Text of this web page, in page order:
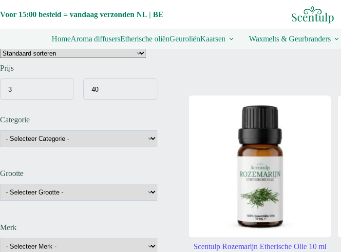
naar
Voor 15:00 besteld = vandaag verzonden NL | BE
HomeAroma diffusersEtherische oliënGeuroliënKaarsen Waxmelts & Geurbranders
Scentulp Rozemarijn Etherische Olie 10 ml
Prijs
Categorie
Grootte
Merk